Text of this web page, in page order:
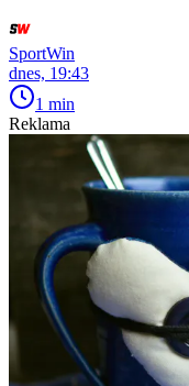
SportWin
dnes, 19:43
1 min
Reklama